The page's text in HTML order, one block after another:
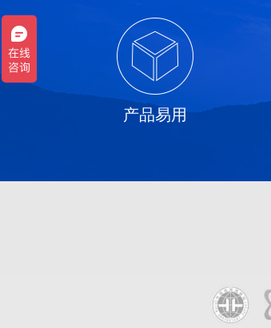
产品易用